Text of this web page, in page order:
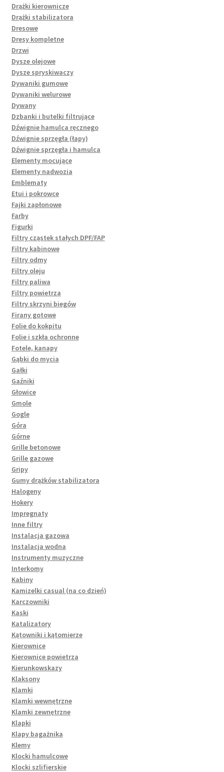
Drążki kierownicze
Drążki stabilizatora
Dresowe
Dresy kompletne
Drzwi
Dysze olejowe
Dysze spryskiwaczy
Dywaniki gumowe
Dywaniki welurowe
Dywany
Dzbanki i butelki filtrujące
Dźwignie hamulca ręcznego
Dźwignie sprzęgła (łapy)
Dźwignie sprzęgła i hamulca
Elementy mocujące
Elementy nadwozia
Emblematy
Etui i pokrowce
Fajki zapłonowe
Farby
Figurki
Filtry cząstek stałych DPF/FAP
Filtry kabinowe
Filtry odmy
Filtry oleju
Filtry paliwa
Filtry powietrza
Filtry skrzyni biegów
Firany gotowe
Folie do kokpitu
Folie i szkła ochronne
Fotele, kanapy
Gąbki do mycia
Gałki
Gaźniki
Głowice
Gmole
Gogle
Góra
Górne
Grille betonowe
Grille gazowe
Gripy
Gumy drążków stabilizatora
Halogeny
Hokery
Impregnaty
Inne filtry
Instalacja gazowa
Instalacja wodna
Instrumenty muzyczne
Interkomy
Kabiny
Kamizelki casual (na co dzień)
Karczowniki
Kaski
Katalizatory
Kątowniki i kątomierze
Kierownice
Kierownice powietrza
Kierunkowskazy
Klaksony
Klamki
Klamki wewnętrzne
Klamki zewnętrzne
Klapki
Klapy bagażnika
Klemy
Klocki hamulcowe
Klocki szlifierskie